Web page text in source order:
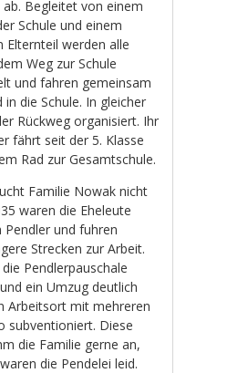
ab. Begleitet von einem
Schule und einem
Elternteil werden alle
Weg zur Schule
und fahren gemeinsam
in die Schule. In gleicher
Rückweg organisiert. Ihr
fährt seit der 5. Klasse
Rad zur Gesamtschule.
Familie Nowak nicht
waren die Eheleute
und fuhren
Strecken zur Arbeit.
Pendlerpauschale
ein Umzug deutlich
Arbeitsort mit mehreren
subventioniert. Diese
die Familie gerne an,
die Pendelei leid.